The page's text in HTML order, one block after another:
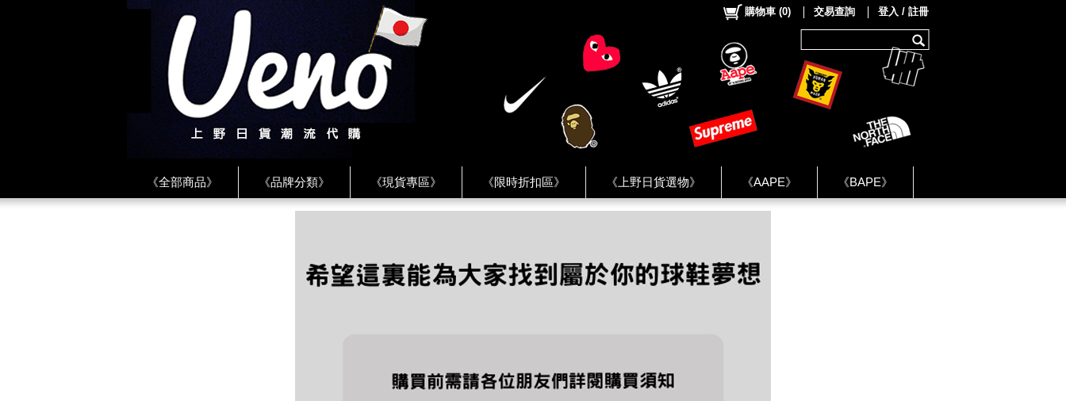
《全部商品》 《品牌分類》 《現貨專區》 《限時折扣區》 《上野日貨選物》 《AAPE》 《BAPE》
《CDG》 《FREAK'S STORE》 《HUMAN MADE》 《Levi’s》 《NIKE》
購物車 (0) 交易查詢 登入 / 註冊